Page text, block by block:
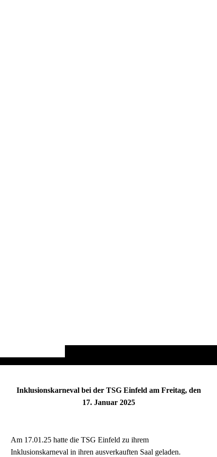
Inklusionskarneval bei der TSG Einfeld am Freitag, den
17. Januar 2025
Am 17.01.25 hatte die TSG Einfeld zu ihrem
Inklusionskarneval in ihren ausverkauften Saal geladen.